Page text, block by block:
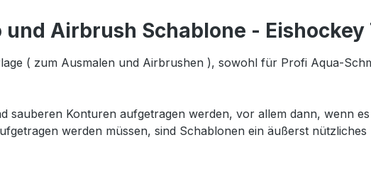
Airbrush Schablone -
( zum Ausmalen und Airbrushen ), sowohl für Profi Aqua-
Konturen aufgetragen werden, vor allem dann, wenn
werden müssen, sind Schablonen ein äußerst